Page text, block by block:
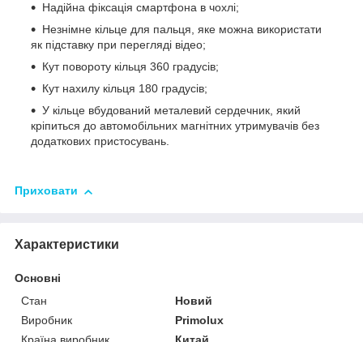
Надійна фіксація смартфона в чохлі;
Незнімне кільце для пальця, яке можна використати
як підставку при перегляді відео;
Кут повороту кільця 360 градусів;
Кут нахилу кільця 180 градусів;
У кільце вбудований металевий сердечник, який
кріпиться до автомобільних магнітних утримувачів без
додаткових пристосувань.
Приховати
Характеристики
Основні
Стан
Новий
Виробник
Primolux
Країна виробник
Китай